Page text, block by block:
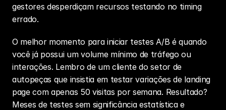
gestores desperdiçam recursos testando no timing
errado.
O melhor momento para iniciar testes A/B é quando
você já possui um volume mínimo de tráfego ou
interações. Lembro de um cliente do setor de
autopeças que insistia em testar variações de landing
page com apenas 50 visitas por semana. Resultado?
Meses de testes sem significância estatística e